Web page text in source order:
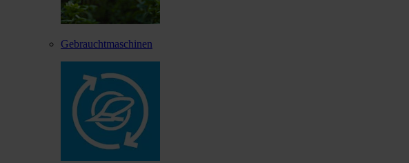
Gebrauchtmaschinen